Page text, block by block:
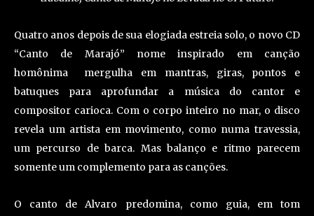
Quatro anos depois de sua elogiada estreia solo, o novo CD
“Canto de Marajó”­ nome inspirado em canção
homônima ­ mergulha em mantras, giras, pontos e
batuques para aprofundar a música do cantor e
compositor carioca. Com o corpo inteiro no mar, o disco
revela um artista em movimento, como numa travessia,
um percurso de barca. Mas balanço e ritmo parecem
somente um complemento para as canções.
O canto de Alvaro predomina, como guia, em tom